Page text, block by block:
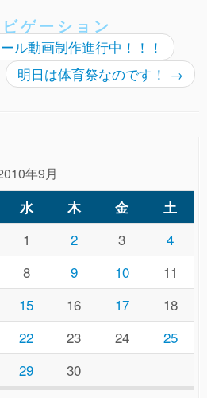
ゲーション
ル動画制作進行中！！！
明日は体育祭なのです！ →
年9月
水 木 金 土
1 2 3
4
8 9 10
11
15 16 17
18
22 23 24
25
29 30